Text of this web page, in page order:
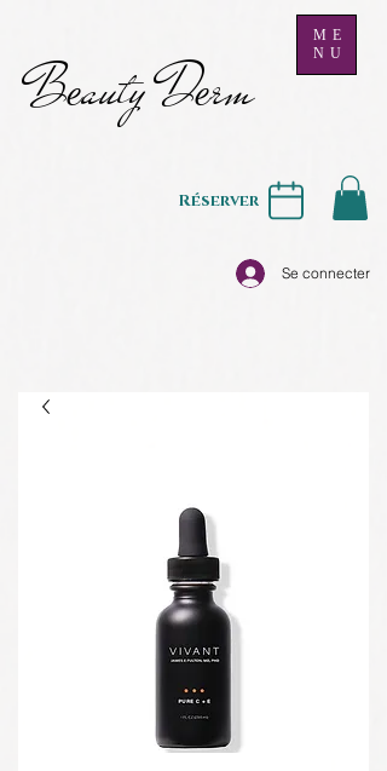
Beauty Derm
ME
NU
Se connecter
Réserver